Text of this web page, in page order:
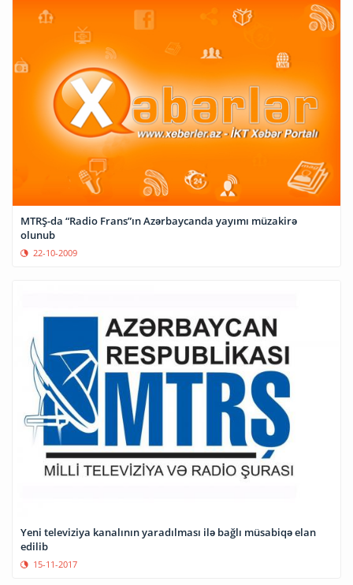
MTRŞ-da “Radio Frans”ın Azərbaycanda yayımı müzakirə
olunub
22-10-2009
Yeni televiziya kanalının yaradılması ilə bağlı müsabiqə elan
edilib
15-11-2017